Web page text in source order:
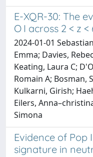
E-XQR-30: The
O I across 2 < z <
2024-01-01
Emma; Davies,
Keating, Laura C;
Romain A; Bosman,
Kulkarni, Girish;
Eilers,
Simona
Evidence of Pop
signature in